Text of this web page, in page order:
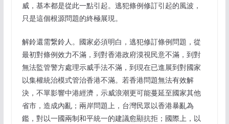
威，基本都是從此一點引起。逃犯條例修訂引起的風波，
只是這個根源問題的終極展現。
解鈴還需繋鈴人。國家必須明白，逃犯修訂條例問題，從
最初對條例效力不滿，到對香港政府漠視民意不滿，到對
無法監管警方處理示威手法不滿，到現在已進展到對國家
以集權統治模式管治香港不滿。若香港問題無法有效解
決，不單影響中港經濟，示威浪潮更可能蔓延至國家其他
省市，造成內亂；兩岸問題上，台灣民眾以香港暴亂為
鑑，對以一國兩制和平統一的建議愈顯抗拒；國際上，以